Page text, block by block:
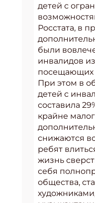
детей с
Росстата, в
были
инвалидов
посещающих
При этом в
детей с
составила
крайне
снижаются
ребят
жизнь
себя
общества,